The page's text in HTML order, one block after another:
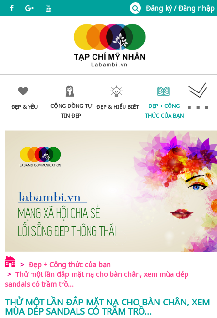
Đăng ký / Đăng nhập
ĐẸP & YÊU
CỘNG ĐỒNG TỰ
TIN ĐẸP
ĐẸP & HIỂU BIẾT
ĐẸP + CÔNG
THỨC CỦA BẠN
Đẹp + Công thức của bạn
Thử một lần đắp mặt nạ cho bàn chân, xem mùa dép
sandals có trầm trồ...
THỬ MỘT LẦN ĐẮP MẶT NẠ CHO BÀN CHÂN, XEM
MÙA DÉP SANDALS CÓ TRẦM TRỒ...